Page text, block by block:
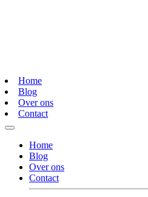
Home
Blog
Over ons
Contact
Home
Blog
Over ons
Contact